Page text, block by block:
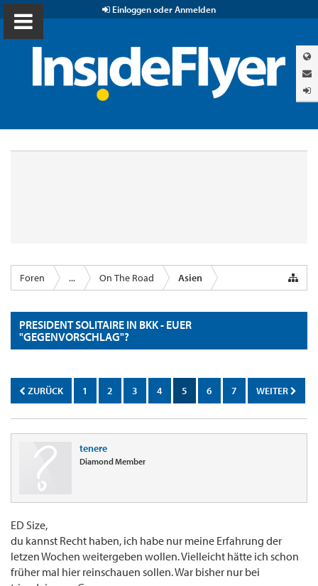
Einloggen oder Anmelden
Foren ... On The Road Asien
PRESIDENT SOLITAIRE IN BKK - EUER
"GEGENVORSCHLAG"?
ZURÜCK 1 2 3 4 5 6 7 WEITER
tenere
Diamond Member
ED Size,
du kannst Recht haben, ich habe nur meine Erfahrung der
letzen Wochen weitergeben wollen. Vielleicht hätte ich schon
früher mal hier reinschauen sollen. War bisher nur bei